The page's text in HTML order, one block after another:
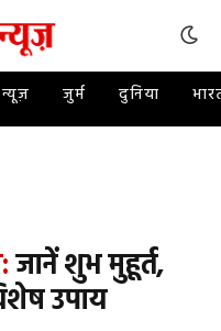
जुर्म दुनिया
जानें शुभ मुहूर्त,
उपाय